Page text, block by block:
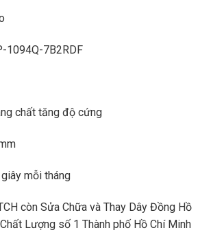
1094Q-7B2RDF
chất tăng độ cứng
mỗi tháng
còn Sửa Chữa và Thay Dây Đồng Hồ
Lượng số 1 Thành phố Hồ Chí Minh